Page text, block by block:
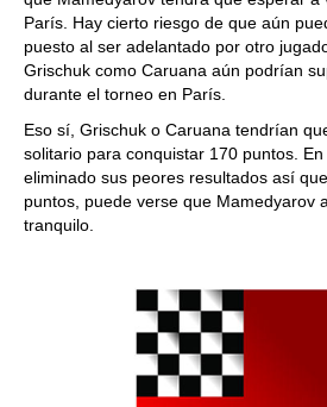
París. Hay cierto riesgo de que aún
puesto al ser adelantado por otro
Grischuk como Caruana aún podrían
durante el torneo en París.
Eso sí, Grischuk o Caruana tendrían
solitario para conquistar 170 puntos.
eliminado sus peores resultados así
puntos, puede verse que Mamedyarov
tranquilo.